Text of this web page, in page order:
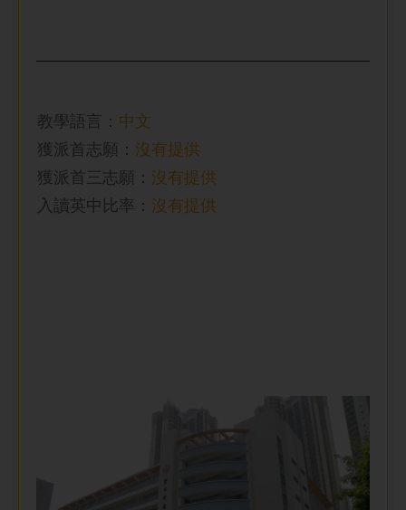
教學語言： 中文
獲派首志願： 沒有提供
獲派首三志願： 沒有提供
入讀英中比率 ： 沒有提供